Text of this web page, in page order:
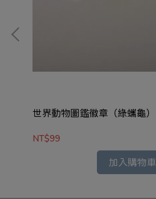
世界動物圖鑑徽章（綠蠵龜）
NT$99
加入購物車